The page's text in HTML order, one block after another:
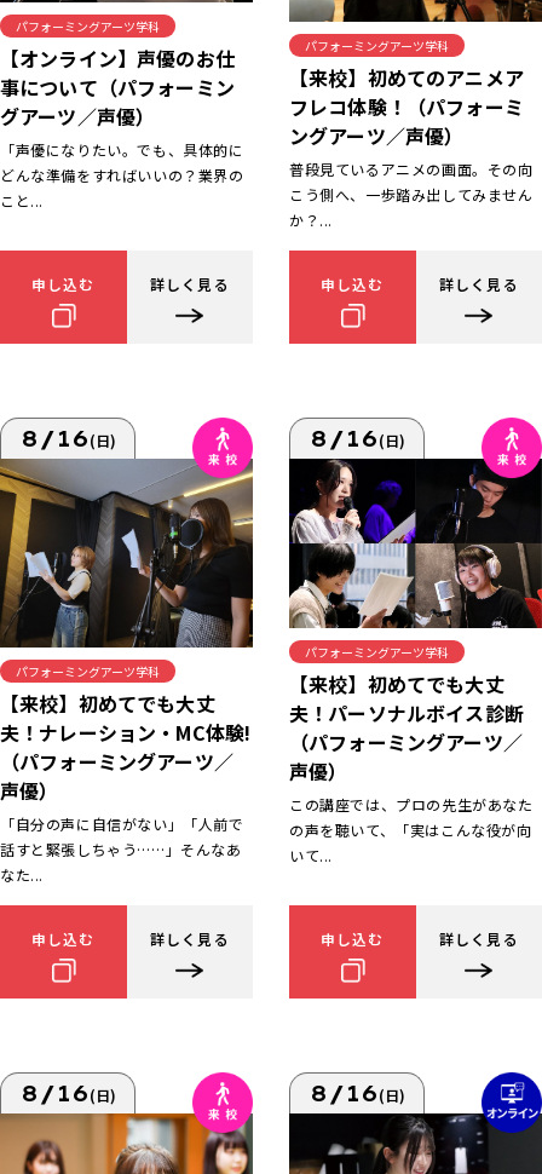
パフォーミングアーツ学科
【オンライン】声優のお仕
事について（パフォーミン
グアーツ／声優）
「声優になりたい。でも、具体的に
どんな準備をすればいいの？業界の
こと...
申し込む 詳しく見る
パフォーミングアーツ学科
【来校】初めてのアニメア
フレコ体験！（パフォーミ
ングアーツ／声優）
普段見ているアニメの画面。その向
こう側へ、一歩踏み出してみません
か？...
申し込む 詳しく見る
8/16(日)
パフォーミングアーツ学科
【来校】初めてでも大丈
夫！ナレーション・MC体験!
（パフォーミングアーツ／
声優）
「自分の声に自信がない」「人前で
話すと緊張しちゃう……」そんなあ
なた...
申し込む 詳しく見る
8/16(日)
パフォーミングアーツ学科
【来校】初めてでも大丈
夫！パーソナルボイス診断
（パフォーミングアーツ／
声優）
この講座では、プロの先生があなた
の声を聴いて、「実はこんな役が向
いて...
申し込む 詳しく見る
8/16(日) 8/16(日)